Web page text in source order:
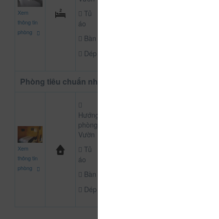
Xem
thông tin
phòng
Tủ
áo
Bàn
Dép
Phòng tiêu chuẩn nhà gỗ
Xem
thông tin
phòng
Hướng
phòng:
Vườn
Tủ
áo
Bàn
Dép